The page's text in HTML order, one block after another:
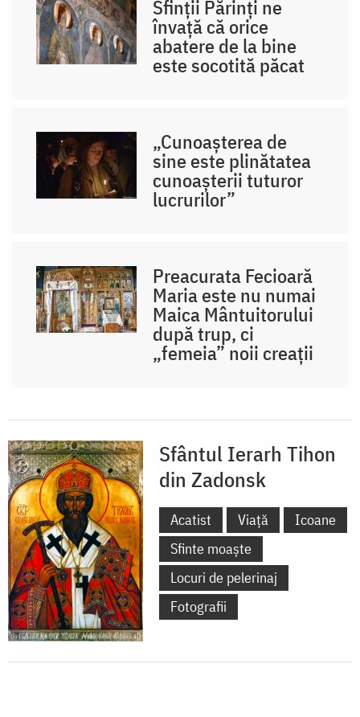
Sfinții Părinți ne
învață că orice
abatere de la bine
este socotită păcat
„Cunoașterea de
sine este plinătatea
cunoașterii tuturor
lucrurilor”
Preacurata Fecioară
Maria este nu numai
Maica Mântuitorului
după trup, ci
„femeia” noii creații
Sfântul Ierarh Tihon
din Zadonsk
Acatist Viață
Icoane
Sfinte moaște
Locuri de pelerinaj
Fotografii